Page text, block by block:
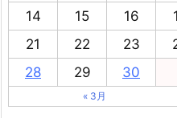
14
15 16
21
22 23
28
29 30
« 3月